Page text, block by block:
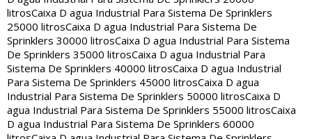
litrosCaixa D agua Industrial Para Sistema De Sprinklers
25000 litrosCaixa D agua Industrial Para Sistema De
Sprinklers 30000 litrosCaixa D agua Industrial Para Sistema
De Sprinklers 35000 litrosCaixa D agua Industrial Para
Sistema De Sprinklers 40000 litrosCaixa D agua Industrial
Para Sistema De Sprinklers 45000 litrosCaixa D agua
Industrial Para Sistema De Sprinklers 50000 litrosCaixa D
agua Industrial Para Sistema De Sprinklers 55000 litrosCaixa
D agua Industrial Para Sistema De Sprinklers 60000